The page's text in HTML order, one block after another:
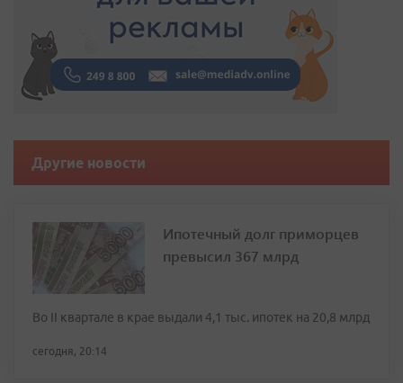
Другие новости
Ипотечный долг приморцев
превысил 367 млрд
Во II квартале в крае выдали 4,1 тыс. ипотек на 20,8 млрд
сегодня, 20:14